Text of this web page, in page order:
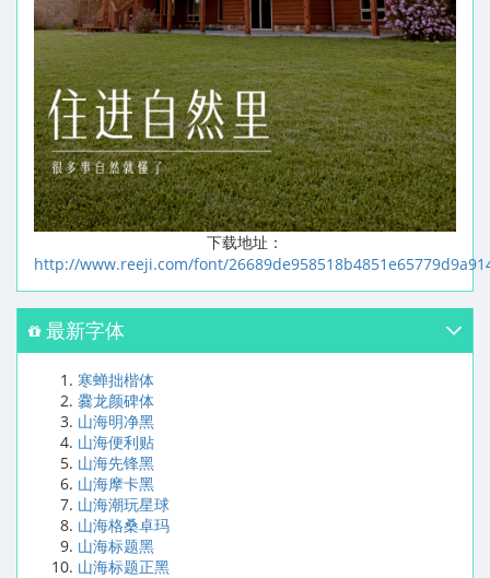
下载地址：
http://www.reeji.com/font/
最新字体
寒蝉拙楷体
爨龙颜碑体
山海明净黑
山海便利贴
山海先锋黑
山海摩卡黑
山海潮玩星球
山海格桑卓玛
山海标题黑
山海标题正黑